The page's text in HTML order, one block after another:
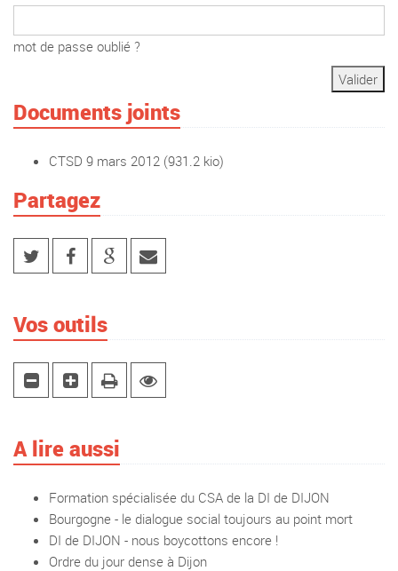
mot de passe oublié ?
Documents joints
CTSD 9 mars 2012 (931.2 kio)
Partagez
Vos outils
A lire aussi
Formation spécialisée du CSA de la DI de DIJON
Bourgogne - le dialogue social toujours au point mort
DI de DIJON - nous boycottons encore !
Ordre du jour dense à Dijon